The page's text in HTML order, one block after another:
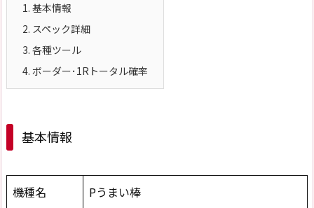
1. 基本情報
2. スペック詳細
3. 各種ツール
4. ボーダー･1Rトータル確率
基本情報
機種名
Pうまい棒